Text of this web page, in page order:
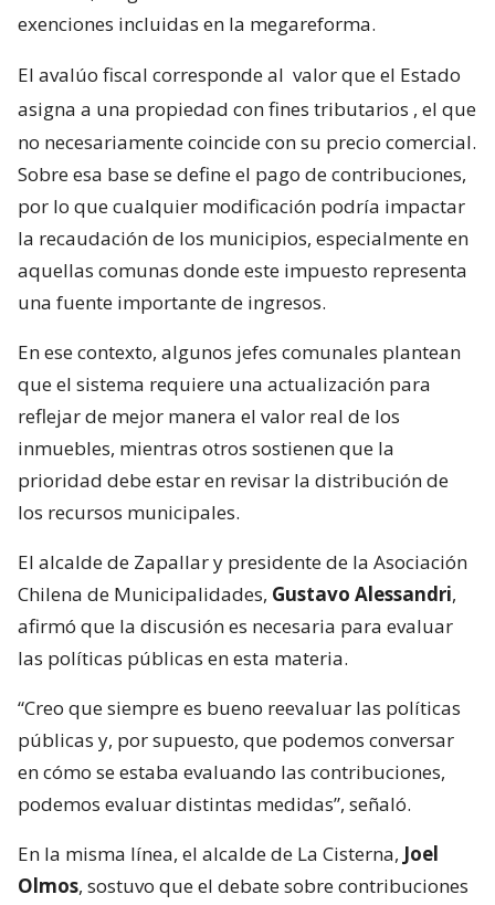
exenciones incluidas en la megareforma.
El avalúo fiscal corresponde al valor que el Estado
asigna a una propiedad con fines tributarios , el que
no necesariamente coincide con su precio comercial.
Sobre esa base se define el pago de contribuciones,
por lo que cualquier modificación podría impactar
la recaudación de los municipios, especialmente en
aquellas comunas donde este impuesto representa
una fuente importante de ingresos.
En ese contexto, algunos jefes comunales plantean
que el sistema requiere una actualización para
reflejar de mejor manera el valor real de los
inmuebles, mientras otros sostienen que la
prioridad debe estar en revisar la distribución de
los recursos municipales.
El alcalde de Zapallar y presidente de la Asociación
Chilena de Municipalidades, Gustavo Alessandri,
afirmó que la discusión es necesaria para evaluar
las políticas públicas en esta materia.
“Creo que siempre es bueno reevaluar las políticas
públicas y, por supuesto, que podemos conversar
en cómo se estaba evaluando las contribuciones,
podemos evaluar distintas medidas”, señaló.
En la misma línea, el alcalde de La Cisterna, Joel
Olmos, sostuvo que el debate sobre contribuciones